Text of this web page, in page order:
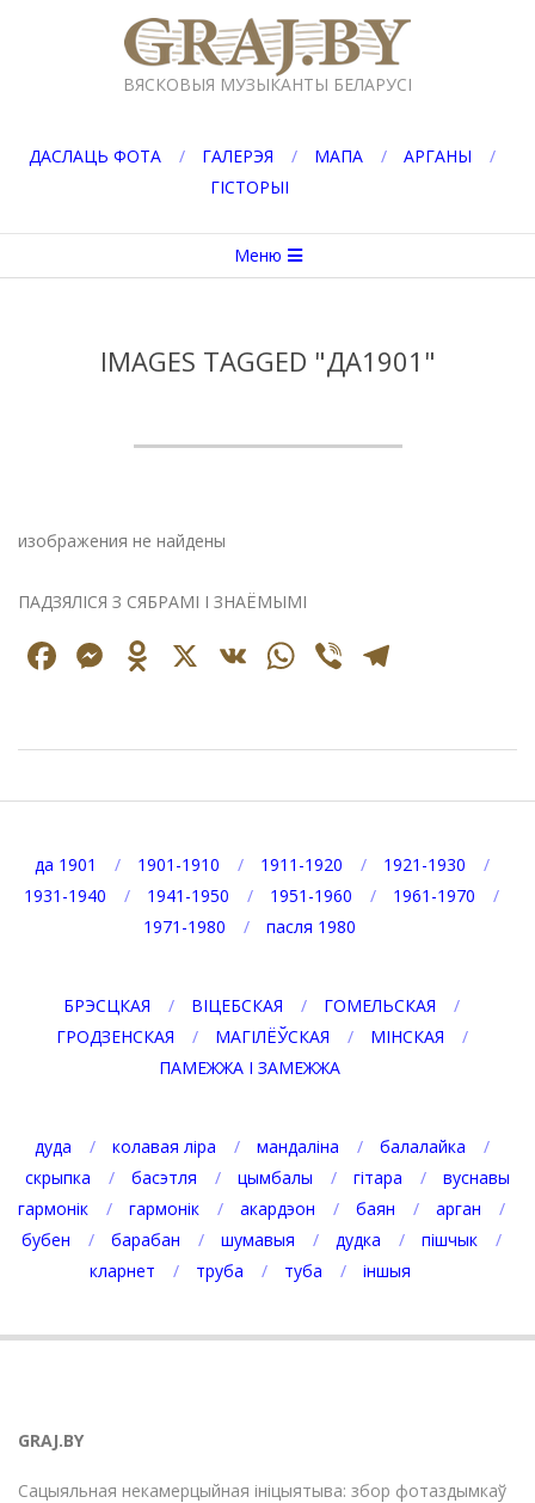
GRAJ.BY
ВЯСКОВЫЯ МУЗЫКАНТЫ БЕЛАРУСІ
ДАСЛАЦЬ ФОТА ГАЛЕРЭЯ МАПА
АРГАНЫ
ГІСТОРЫІ
меню
Меню
IMAGES TAGGED "ДА1901"
изображения не найдены
ПАДЗЯЛІСЯ З СЯБРАМІ І ЗНАЁМЫМІ
Facebook
Messenger
Odnoklassniki
X VK WhatsApp
Viber
08-
да 1901
1901-1910 1911-1920
1921-1930
1931-1940
1941-1950 1951-1960
1961-1970
1971-1980
пасля 1980
БРЭСЦКАЯ ВІЦЕБСКАЯ
ГОМЕЛЬСКАЯ
ГРОДЗЕНСКАЯ
МАГІЛЁЎСКАЯ
МІНСКАЯ
ПАМЕЖЖА І ЗАМЕЖЖА
дуда колавая ліра мандаліна
балалайка
скрыпка
басэтля цымбалы гітара
вуснавы
гармонік
гармонік акардэон баян
арган
бубен
барабан шумавыя дудка
пішчык
кларнет
труба туба іншыя
GRAJ.BY
Сацыяльная некамерцыйная ініцыятыва: збор фотаздымкаў